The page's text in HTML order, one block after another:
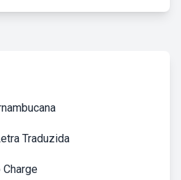
Traduzida